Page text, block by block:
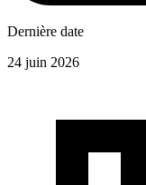
Dernière date
24 juin 2026